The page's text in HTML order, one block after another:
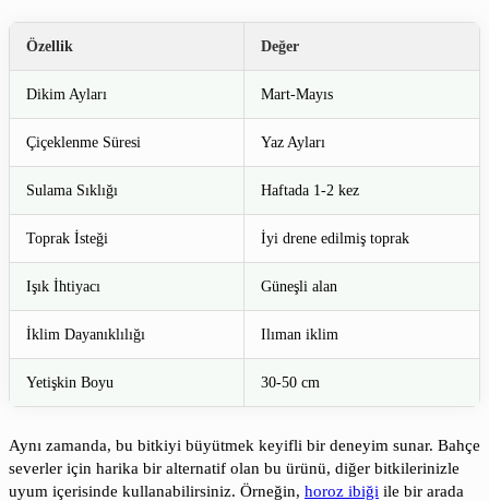
Özellik Değer
Dikim Ayları Mart-Mayıs
Çiçeklenme Süresi Yaz Ayları
Sulama Sıklığı Haftada 1-2 kez
Toprak İsteği İyi drene edilmiş toprak
Işık İhtiyacı Güneşli alan
İklim Dayanıklılığı Ilıman iklim
Yetişkin Boyu 30-50 cm
Aynı zamanda, bu bitkiyi büyütmek keyifli bir deneyim sunar. Bahçe
severler için harika bir alternatif olan bu ürünü, diğer bitkilerinizle
uyum içerisinde kullanabilirsiniz. Örneğin, horoz ibiği ile bir arada